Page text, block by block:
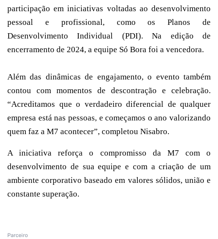
participação em iniciativas voltadas ao desenvolvimento
pessoal e profissional, como os Planos de
Desenvolvimento Individual (PDI). Na edição de
encerramento de 2024, a equipe Só Bora foi a vencedora.
Além das dinâmicas de engajamento, o evento também
contou com momentos de descontração e celebração.
“Acreditamos que o verdadeiro diferencial de qualquer
empresa está nas pessoas, e começamos o ano valorizando
quem faz a M7 acontecer”, completou Nisabro.
A iniciativa reforça o compromisso da M7 com o
desenvolvimento de sua equipe e com a criação de um
ambiente corporativo baseado em valores sólidos, união e
constante superação.
Parceiro